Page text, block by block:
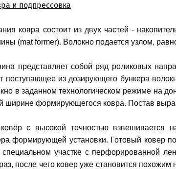
и подпрессовка
ковра состоит из двух частей -
(mat former). Волокно подается узлом,
представляет собой ряд роликовых
поступающее из дозирующего бункера
в заданном технологическом режиме на
ширине формирующегося ковра. Постав
с высокой точностью взвешивается
формирующей установки. Готовый ковер
участке с перфорированной
после чего ковер уже становится